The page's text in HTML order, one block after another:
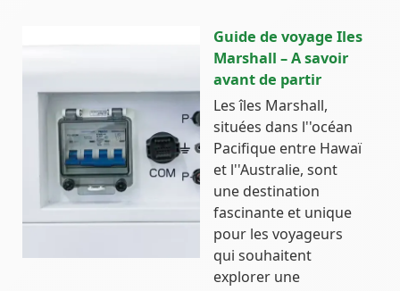
Guide de voyage Iles
Marshall – A savoir
avant de partir
Les îles Marshall,
situées dans l''océan
Pacifique entre Hawaï
et l''Australie, sont
une destination
fascinante et unique
pour les voyageurs
qui souhaitent
explorer une